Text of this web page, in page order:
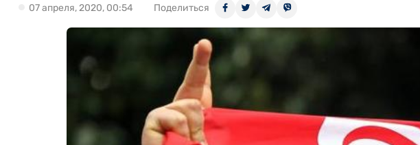
07 апреля, 2020, 00:54 Поделиться